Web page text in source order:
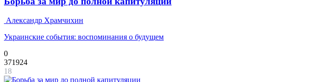
Александр Храмчихин
Украинские события: воспоминания о будущем
0
371924
18